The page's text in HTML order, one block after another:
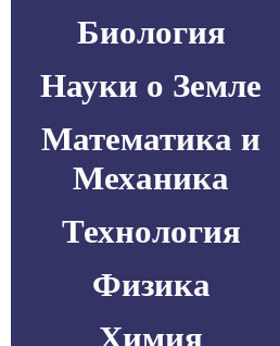
Биология
Науки о Земле
Математика и
Механика
Технология
Физика
Химия